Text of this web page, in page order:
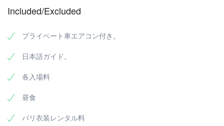
ブドで一番有名で豊富なコレクションを誇る美術館とし
アリブで有名なヌリーズワルンがあります。観光スポッ
トとしても人気のネカ美術館ですが、特に日本をはじ
め、アジア系の観光客が多く訪れるようです。
ウブドの中心からはおよぞ20分の距離にあります。ゴ
アガジャというのはかなり古い遺跡で1世紀のものだと
窟には、ゾウの頭と人間の体を持つヒンズー教の神様ガ
ラマを表す３つのリンガ像が祭られています。
現在でも、スカワティ王族の子孫がウブド王宮で暮らし
がひっきりなしに訪れています。ウブド王宮（プリ サ
ンキーフォレスト通り、スウェタ通りが交差する中心に
バリ島のウブドにある自然保護区と寺院の複合施設で
ている約 340 匹の猿が生息 しています。猿たちは園内
Included/Excluded
プライベート車エアコン付き。
日本語ガイド。
各入場料
昼食
バリ衣装レンタル料